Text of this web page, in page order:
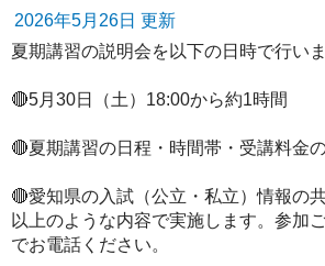
2026年5月26日 更新
夏期講習の説明会を以下の日時で行いま
🔴5月30日（土）18:00から約1時間
🔴夏期講習の日程・時間帯・受講料金
🔴愛知県の入試（公立・私立）情報の
以上のような内容で実施します。参加
でお電話ください。